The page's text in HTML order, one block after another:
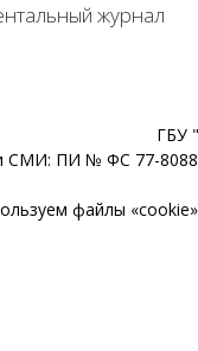
журнал
ГБУ
СМИ: ПИ № ФС 77-
файлы «cookie»